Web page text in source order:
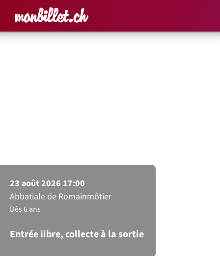
Accueil Rechercher un
Panier
23 août 2026 17:00
Abbatiale de Romainmôtier
Dès 6 ans
Entrée libre, collecte à la sortie